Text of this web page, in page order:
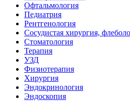
Офтальмология
Педиатрия
Рентгенология
Сосудистая хирургия,
Стоматология
Терапия
УЗД
Физиотерапия
Хирургия
Эндокринология
Эндоскопия